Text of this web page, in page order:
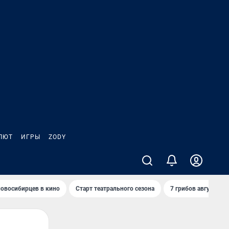
ИГРЫ ZODY
в кино Старт театрального сезона 7 грибов августа